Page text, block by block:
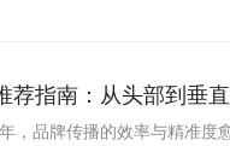
荐指南：从头部到垂
，品牌传播的效率与精准度